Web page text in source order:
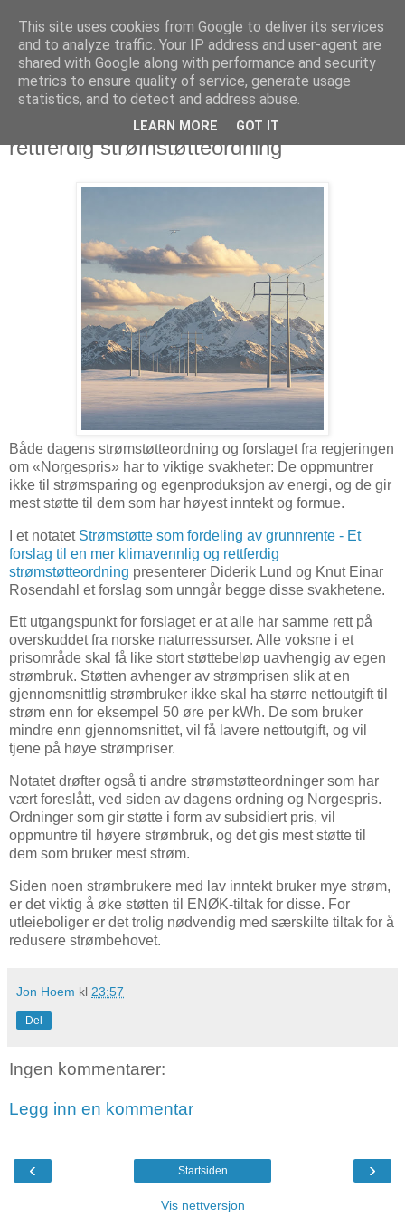
Arkitektur & Miljøteknologi
26 mars 2025
Et forslag til en mer klimavennlig og
rettferdig strømstøtteordning
Både dagens strømstøtteordning og forslaget fra regjeringen
om «Norgespris» har to viktige svakheter: De oppmuntrer
ikke til strømsparing og egenproduksjon av energi, og de gir
mest støtte til dem som har høyest inntekt og formue.
I et notatet Strømstøtte som fordeling av grunnrente - Et
forslag til en mer klimavennlig og rettferdig
strømstøtteordning presenterer Diderik Lund og Knut Einar
Rosendahl et forslag som unngår begge disse svakhetene.
Ett utgangspunkt for forslaget er at alle har samme rett på
overskuddet fra norske naturressurser. Alle voksne i et
prisområde skal få like stort støttebeløp uavhengig av egen
strømbruk. Støtten avhenger av strømprisen slik at en
gjennomsnittlig strømbruker ikke skal ha større nettoutgift til
strøm enn for eksempel 50 øre per kWh. De som bruker
mindre enn gjennomsnittet, vil få lavere nettoutgift, og vil
tjene på høye strømpriser.
Notatet drøfter også ti andre strømstøtteordninger som har
vært foreslått, ved siden av dagens ordning og Norgespris.
Ordninger som gir støtte i form av subsidiert pris, vil
oppmuntre til høyere strømbruk, og det gis mest støtte til
dem som bruker mest strøm.
Siden noen strømbrukere med lav inntekt bruker mye strøm,
er det viktig å øke støtten til ENØK-tiltak for disse. For
utleieboliger er det trolig nødvendig med særskilte tiltak for å
redusere strømbehovet.
Jon Hoem kl 23:57
Del
Ingen kommentarer:
Legg inn en kommentar
‹ ›
Startsiden
Vis nettversjon
This site uses cookies from Google to deliver its services
and to analyze traffic. Your IP address and user-agent are
shared with Google along with performance and security
metrics to ensure quality of service, generate usage
statistics, and to detect and address abuse.
LEARN MORE GOT IT